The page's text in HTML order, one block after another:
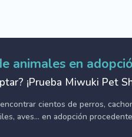
animales en
¡Prueba Miwuki Pet
cientos de perros,
aves... en adopción